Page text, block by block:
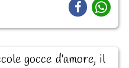
gocce d'amore, il